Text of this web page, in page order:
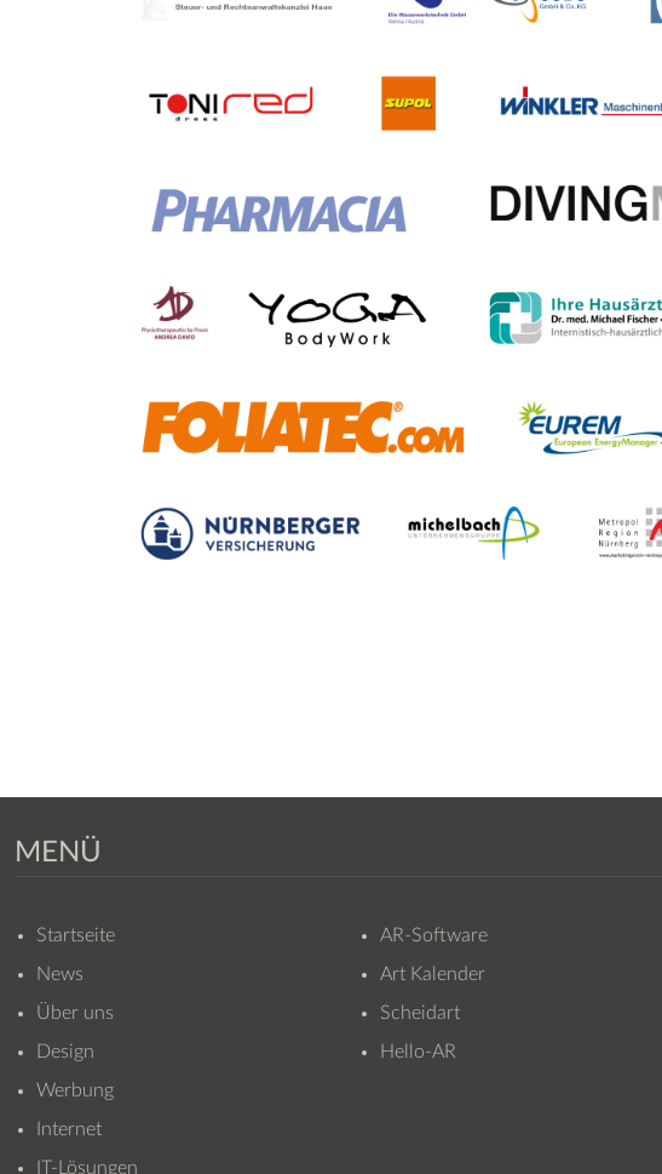
MENÜ
Startseite
News
Über uns
Design
Werbung
Internet
IT-Lösungen
AR-Software
Art Kalender
Scheidart
Hello-AR